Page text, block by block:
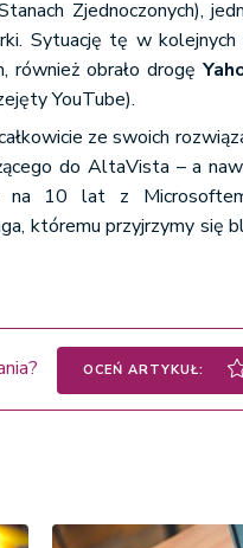
Zjednoczonych),
Sytuację tę w
również obrało drogę
YouTube).
ze swoich
do AltaVista – a
na 10 lat z
któremu przyjrzymy się
OCEŃ ARTYKUŁ: